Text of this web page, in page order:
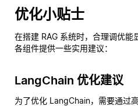
优化小贴士
在搭建 RAG 系统时，合理调优能
各组件提供一些实用建议：
LangChain 优化建议
为了优化 LangChain，需要通过